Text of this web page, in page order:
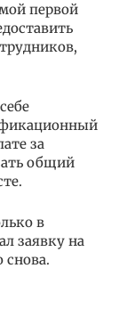
первой
за
общий
в
заявку на
снова.